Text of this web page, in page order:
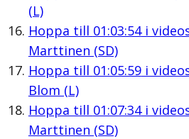
(L)
Hoppa till 01:03:54i
Marttinen (SD)
Hoppa till 01:05:59i
Blom (L)
Hoppa till 01:07:34i
Marttinen (SD)